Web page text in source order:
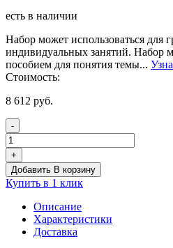
есть в наличии
Набор может использоваться для
индивидуальных занятий. Набор
пособием для понятия темы...
Стоимость:
8 612 руб.
-
Количество
товара
Плавает
или
тонет.
Набор
группы
+
Добавить В корзину
Купить в 1 клик
Описание
Характеристики
Доставка